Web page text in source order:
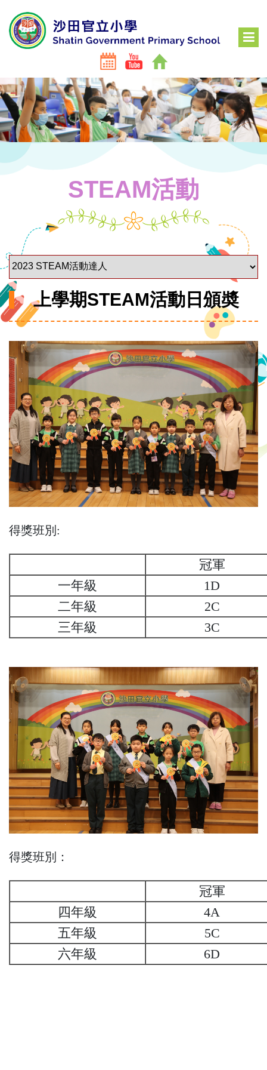
STEAM活動
上學期STEAM活動日頒奬
得獎班別:
冠軍
一年級
1D
二年級
2C
三年級
3C
得獎班別：
冠軍
四年級
4A
五年級
5C
六年級
6D